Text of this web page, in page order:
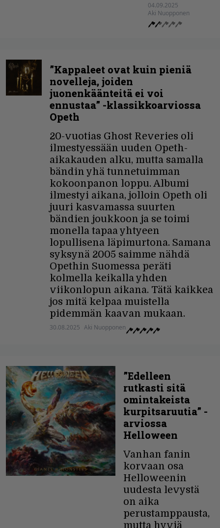
04.09.2025
Aki Nuopponen
”Kappaleet ovat kuin pieniä
novelleja, joiden
juonenkäänteitä ei voi
ennustaa” -klassikkoarviossa
Opeth
20-vuotias Ghost Reveries oli
ilmestyessään uuden Opeth-
aikakauden alku, mutta samalla
bändin yhä tunnetuimman
kokoonpanon loppu. Albumi
ilmestyi aikana, jolloin Opeth oli
juuri kasvamassa suurten
bändien joukkoon ja se toimi
monella tapaa yhtyeen
lopullisena läpimurtona. Samana
syksynä 2005 saimme nähdä
Opethin Suomessa peräti
kolmella keikalla yhden
viikonlopun aikana. Tätä kaikkea
jos mitä kelpaa muistella
pidemmän kaavan mukaan.
30.08.2025 Aki Nuopponen
”Edelleen
rutkasti sitä
omintakeista
kurpitsaruutia” -
arviossa
Helloween
Vanhan fanin
korvaan osa
Helloweenin
uudesta levystä
on aika
perustamppausta,
mutta hyviä